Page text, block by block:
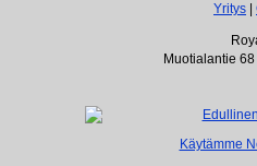
Yritys
Muotialantie
Käytämme